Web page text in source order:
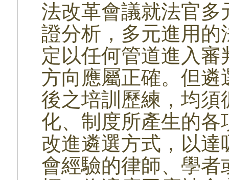
法改革會議就法官
證分析，多元進用
定以任何管道進入
方向應屬正確。但
後之培訓歷練，均
化、制度所產生的
改進遴選方式，以
會經驗的律師、學